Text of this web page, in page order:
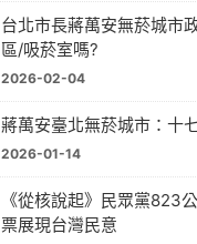
台北市長蔣萬安無菸城市
區/吸菸室嗎?
2026-02-04
蔣萬安臺北無菸城市：十
2026-01-14
《從核說起》民眾黨823
票展現台灣民意